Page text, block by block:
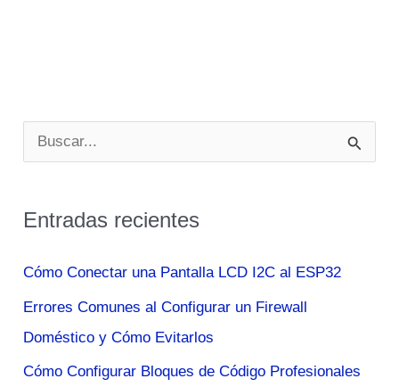
u
c
p
o
r
Entradas recientes
Cómo Conectar una Pantalla LCD I2C al ESP32
Errores Comunes al Configurar un Firewall
Doméstico y Cómo Evitarlos
Cómo Configurar Bloques de Código Profesionales